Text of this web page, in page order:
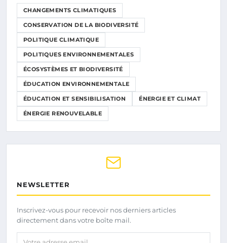
CHANGEMENTS CLIMATIQUES
CONSERVATION DE LA BIODIVERSITÉ
POLITIQUE CLIMATIQUE
POLITIQUES ENVIRONNEMENTALES
ÉCOSYSTÈMES ET BIODIVERSITÉ
ÉDUCATION ENVIRONNEMENTALE
ÉDUCATION ET SENSIBILISATION ÉNERGIE ET CLIMAT
ÉNERGIE RENOUVELABLE
NEWSLETTER
Inscrivez-vous pour recevoir nos derniers articles
directement dans votre boîte mail.
Votre adresse email